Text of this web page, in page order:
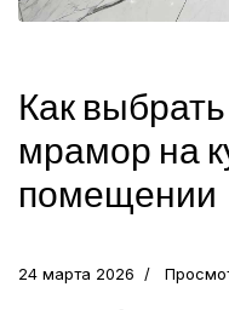
Как
мрамор на
помещении
24 марта 2026